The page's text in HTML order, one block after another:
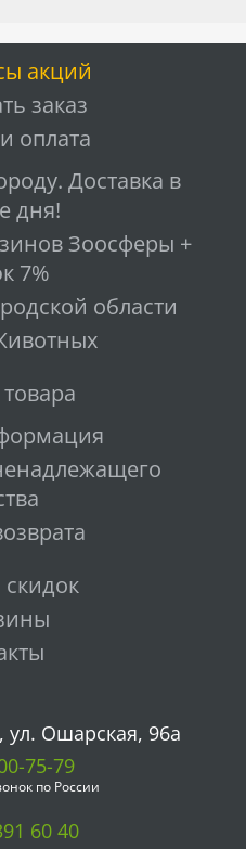
акций
заказ
оплата
Доставка в
дня!
Зоосферы +
7%
области
Ошарская, 96а
75-79
по России
60 40